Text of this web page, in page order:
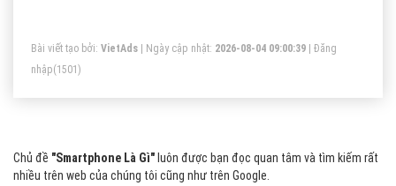
Bài viết tạo bởi: VietAds | Ngày cập nhật: 2026-08-04 09:00:39
Đăng
nhập(1501)
Chủ đề "Smartphone Là Gì" luôn được bạn đọc quan tâm và tìm kiếm rất
nhiều trên web của chúng tôi cũng như trên Google.